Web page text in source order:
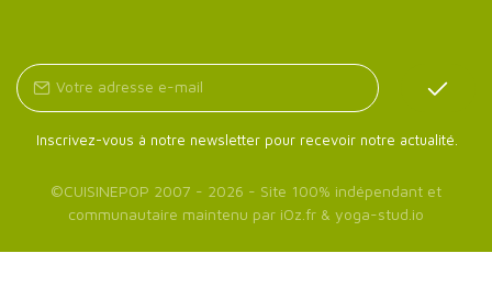
Inscrivez-vous à notre newsletter pour recevoir notre actualité.
©CUISINEPOP 2007 - 2026 - Site 100% indépendant et
communautaire maintenu par iOz.fr & yoga-stud.io